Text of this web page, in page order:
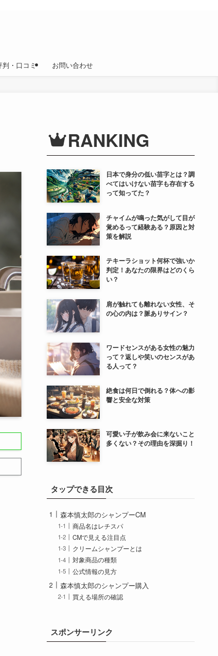
判・口コミ お問い合わせ
RANKING
日本で身分の低い苗字とは？調
べてはいけない苗字も存在する
って知ってた？
チャイムが鳴った気がして目が
覚めるって経験ある？原因と対
策を解説
テキーラショット何杯で強いか
判定！あなたの限界はどのくら
い？
肩が触れても離れない女性、そ
の心の内は？脈ありサイン？
ワードセンスがある女性の魅力
って？返しや笑いのセンスがあ
る人って？
絶食は何日で倒れる？体への影
響と安全な対策
可愛い子が飲み会に来ないこと
多くない？その理由を深掘り！
タップできる目次
森本慎太郎のシャンプーCM
商品名はレチスパ
CMで見える注目点
クリームシャンプーとは
対象商品の種類
公式情報の見方
森本慎太郎のシャンプー購入
買える場所の確認
買う前のチェック
まとめ
スポンサーリンク